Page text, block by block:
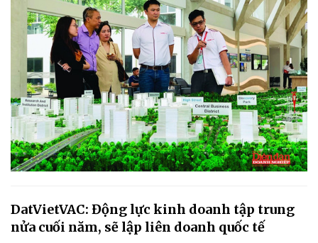
DatVietVAC: Động lực kinh doanh tập trung
nửa cuối năm, sẽ lập liên doanh quốc tế